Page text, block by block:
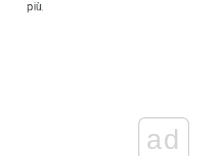
più.
ad